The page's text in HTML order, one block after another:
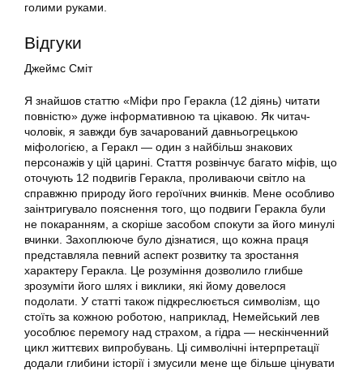
голими руками.
Відгуки
Джеймс Сміт
Я знайшов статтю «Міфи про Геракла (12 діянь) читати
повністю» дуже інформативною та цікавою. Як читач-
чоловік, я завжди був зачарований давньогрецькою
міфологією, а Геракл — один з найбільш знакових
персонажів у цій царині. Стаття розвінчує багато міфів, що
оточують 12 подвигів Геракла, проливаючи світло на
справжню природу його героїчних вчинків. Мене особливо
заінтригувало пояснення того, що подвиги Геракла були
не покаранням, а скоріше засобом спокути за його минулі
вчинки. Захоплююче було дізнатися, що кожна праця
представляла певний аспект розвитку та зростання
характеру Геракла. Це розуміння дозволило глибше
зрозуміти його шлях і виклики, які йому довелося
подолати. У статті також підкреслюється символізм, що
стоїть за кожною роботою, наприклад, Немейський лев
уособлює перемогу над страхом, а гідра — нескінченний
цикл життєвих випробувань. Ці символічні інтерпретації
додали глибини історії і змусили мене ще більше цінувати